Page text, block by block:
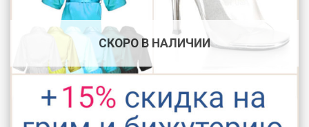
СКОРО В НАЛИЧИИ